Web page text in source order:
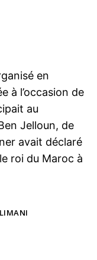
en
à l’occasion de
au
Jelloun, de
avait déclaré
roi du Maroc à